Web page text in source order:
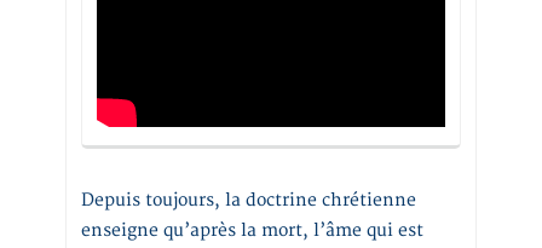
Depuis toujours, la doctrine chrétienne
enseigne qu’après la mort, l’âme qui est